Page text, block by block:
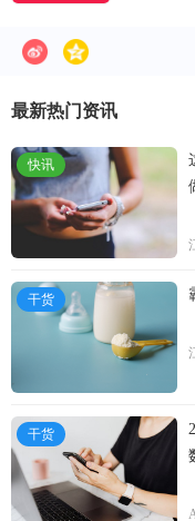
的用户，
最新热门资讯
快讯
干货
干货